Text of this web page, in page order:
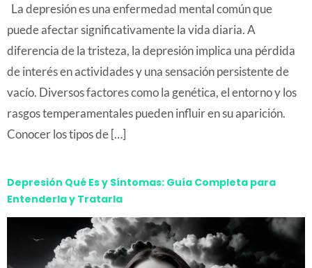
La depresión es una enfermedad mental común que
puede afectar significativamente la vida diaria. A
diferencia de la tristeza, la depresión implica una pérdida
de interés en actividades y una sensación persistente de
vacío. Diversos factores como la genética, el entorno y los
rasgos temperamentales pueden influir en su aparición.
Conocer los tipos de […]
Depresión Qué Es y Síntomas: Guía Completa para
Entenderla y Tratarla